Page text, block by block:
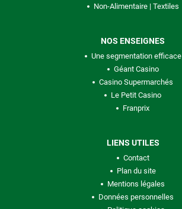
Non-Alimentaire | Textiles
NOS ENSEIGNES
Une segmentation efficace
Géant Casino
Casino Supermarchés
Le Petit Casino
Franprix
LIENS UTILES
Contact
Plan du site
Mentions légales
Données personnelles